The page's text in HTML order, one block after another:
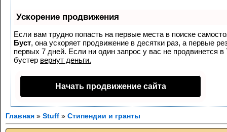
Ускорение продвижения
Если вам трудно попасть на первые места в поиске
Буст, она ускоряет продвижение в десятки раз, а первые
первых 7 дней. Если ни один запрос у вас не продвинется
бустер вернут деньги.
Начать продвижение сайта
Главная » Stuff » Стипендии и гранты